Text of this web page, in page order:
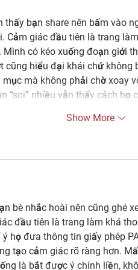
thấy bạn share nên bấm vào
Cảm giác đầu tiên là trang
có kéo xuống đoạn giới
cũng hiểu đại khái chứ
mà không phải chờ xoay
“soi” nhiều vẫn thấy cách
Show More
bè nhắc hoài nên cũng ghé
đầu tiên là trang làm khá
họ đưa thông tin giấy phép
tạo cảm giác rõ ràng hơn.
là bắt được ý chính liền,